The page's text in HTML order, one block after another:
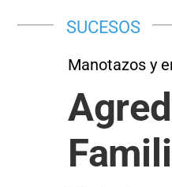
SUCESOS
Manotazos y